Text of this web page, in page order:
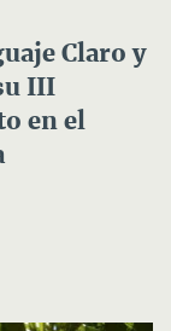
Claro y
III
en el